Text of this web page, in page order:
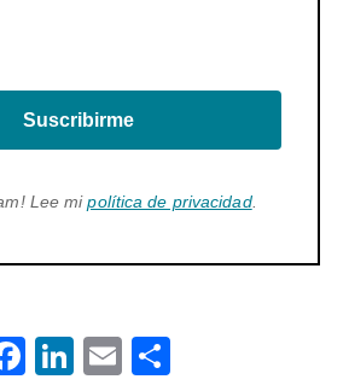
Suscribirme
Lee mipolítica de privacidad.
F
Li E